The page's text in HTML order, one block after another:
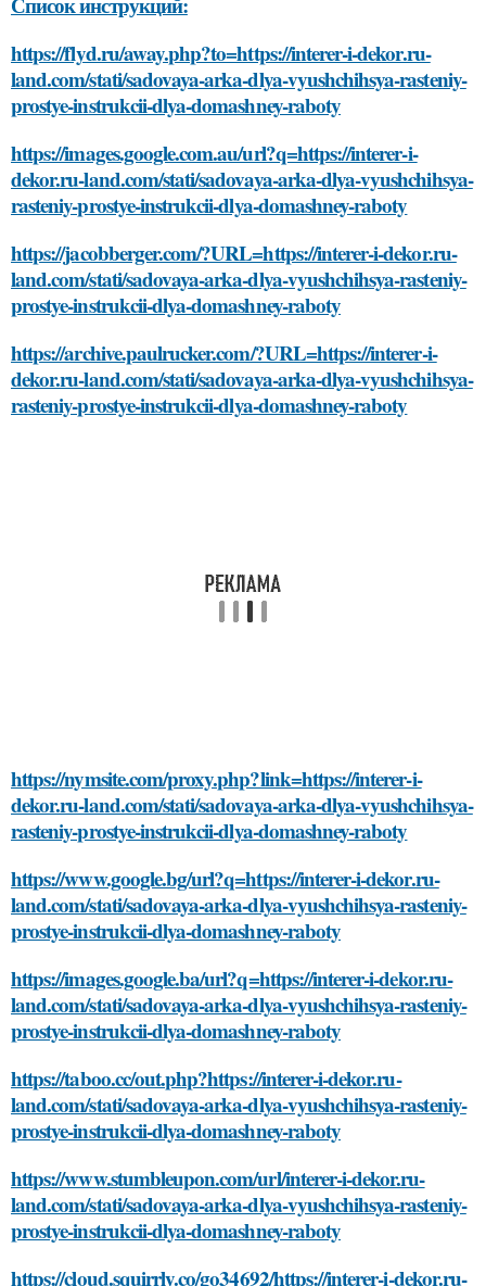
https://flyd.ru/away.php?to=https://interer-i-dekor.ru-
land.com/stati/sadovaya-arka-dlya-vyushchihsya-rasteniy-
prostye-instrukcii-dlya-domashney-raboty
https://images.google.com.au/url?q=https://interer-i-
dekor.ru-land.com/stati/sadovaya-arka-dlya-vyushchihsya-
rasteniy-prostye-instrukcii-dlya-domashney-raboty
https://jacobberger.com/?URL=https://interer-i-dekor.ru-
land.com/stati/sadovaya-arka-dlya-vyushchihsya-rasteniy-
prostye-instrukcii-dlya-domashney-raboty
https://archive.paulrucker.com/?URL=https://interer-i-
dekor.ru-land.com/stati/sadovaya-arka-dlya-vyushchihsya-
rasteniy-prostye-instrukcii-dlya-domashney-raboty
https://nymsite.com/proxy.php?link=https://interer-i-
dekor.ru-land.com/stati/sadovaya-arka-dlya-vyushchihsya-
rasteniy-prostye-instrukcii-dlya-domashney-raboty
https://www.google.bg/url?q=https://interer-i-dekor.ru-
land.com/stati/sadovaya-arka-dlya-vyushchihsya-rasteniy-
prostye-instrukcii-dlya-domashney-raboty
https://images.google.ba/url?q=https://interer-i-dekor.ru-
land.com/stati/sadovaya-arka-dlya-vyushchihsya-rasteniy-
prostye-instrukcii-dlya-domashney-raboty
https://taboo.cc/out.php?https://interer-i-dekor.ru-
land.com/stati/sadovaya-arka-dlya-vyushchihsya-rasteniy-
prostye-instrukcii-dlya-domashney-raboty
https://www.stumbleupon.com/url/interer-i-dekor.ru-
land.com/stati/sadovaya-arka-dlya-vyushchihsya-rasteniy-
prostye-instrukcii-dlya-domashney-raboty
https://cloud.squirrly.co/go34692/https://interer-i-dekor.ru-